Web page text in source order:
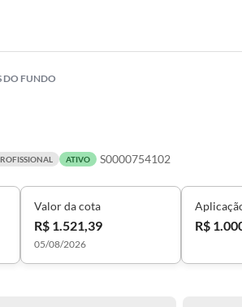
DO FUNDO
ATIVO S0000754102
Valor da cota
R$ 1.521,39
05/08/2026
R$